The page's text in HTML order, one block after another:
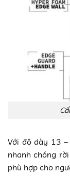
Với độ dày 13
nhanh chóng
phù hợp cho